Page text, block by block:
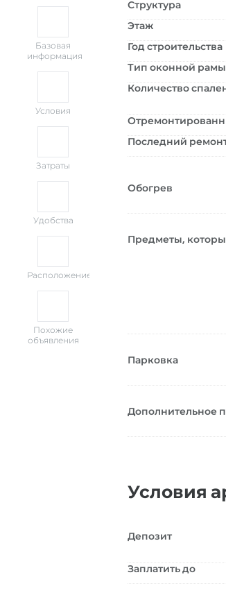
Базовая
информация
Условия
Затраты
Удобства
Расположение
Похожие
объявления
Структура
Этаж
Год строительства
Тип оконной рамы
Количество
Последний
Обогрев
Предметы,
Парковка
Дополнительное
Условия
Депозит
Заплатить до